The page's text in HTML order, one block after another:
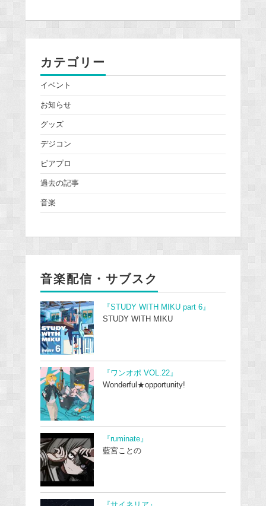
カテゴリー
イベント
お知らせ
グッズ
デジコン
ピアプロ
過去の記事
音楽
音楽配信・サブスク
『STUDY WITH MIKU part 6』
STUDY WITH MIKU
『ワンオポ VOL.22』
Wonderful★opportunity!
『ruminate』
藍宮ことの